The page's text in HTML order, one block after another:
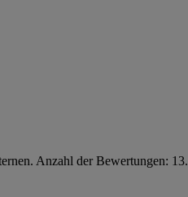
Anzahl der Bewertungen: 13.